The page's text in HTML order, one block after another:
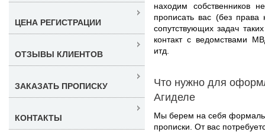
находим собственников
прописать вас (без
сопутствующих задач
контакт с ведомствами
итд.
Что нужно для
Агиделе
Мы берем на себя
прописки. От вас
ЦЕНА РЕГИСТРАЦИИ
ОТЗЫВЫ КЛИЕНТОВ
ЗАКАЗАТЬ ПРОПИСКУ
КОНТАКТЫ